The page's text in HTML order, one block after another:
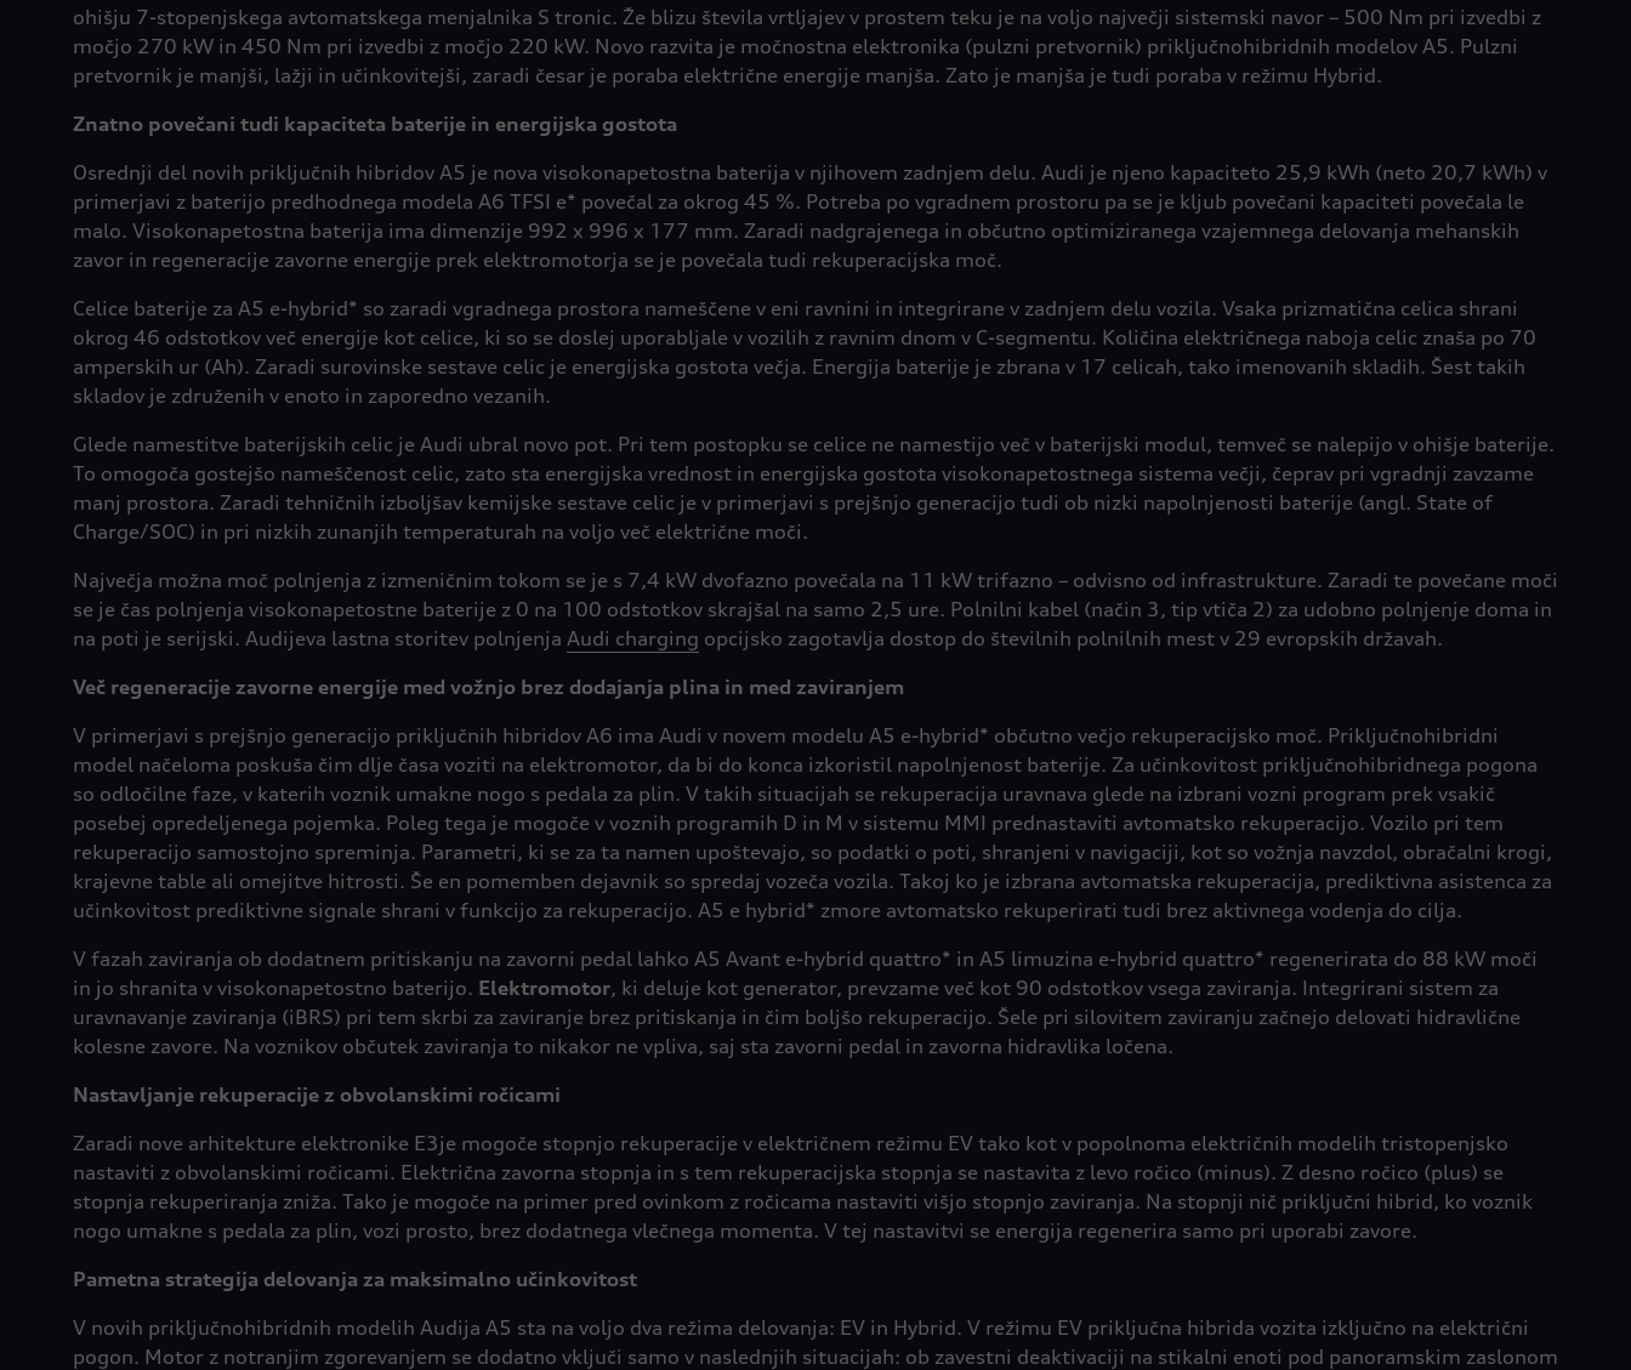
ohišju 7-stopenjskega avtomatskega menjalnika S tronic. Že blizu števila vrtljajev v prostem teku je na voljo največji sistemski navor – 500 Nm pri izvedbi z
močjo 270 kW in 450 Nm pri izvedbi z močjo 220 kW. Novo razvita je močnostna elektronika (pulzni pretvornik) priključnohibridnih modelov A5. Pulzni
pretvornik je manjši, lažji in učinkovitejši, zaradi česar je poraba električne energije manjša. Zato je manjša je tudi poraba v režimu Hybrid.
Znatno povečani tudi kapaciteta baterije in energijska gostota
Osrednji del novih priključnih hibridov A5 je nova visokonapetostna baterija v njihovem zadnjem delu. Audi je njeno kapaciteto 25,9 kWh (neto 20,7 kWh) v
primerjavi z baterijo predhodnega modela A6 TFSI e* povečal za okrog 45 %. Potreba po vgradnem prostoru pa se je kljub povečani kapaciteti povečala le
malo. Visokonapetostna baterija ima dimenzije 992 x 996 x 177 mm. Zaradi nadgrajenega in občutno optimiziranega vzajemnega delovanja mehanskih
zavor in regeneracije zavorne energije prek elektromotorja se je povečala tudi rekuperacijska moč.
Celice baterije za A5 e-hybrid* so zaradi vgradnega prostora nameščene v eni ravnini in integrirane v zadnjem delu vozila. Vsaka prizmatična celica shrani
okrog 46 odstotkov več energije kot celice, ki so se doslej uporabljale v vozilih z ravnim dnom v C-segmentu. Količina električnega naboja celic znaša po 70
amperskih ur (Ah). Zaradi surovinske sestave celic je energijska gostota večja. Energija baterije je zbrana v 17 celicah, tako imenovanih skladih. Šest takih
skladov je združenih v enoto in zaporedno vezanih.
Glede namestitve baterijskih celic je Audi ubral novo pot. Pri tem postopku se celice ne namestijo več v baterijski modul, temveč se nalepijo v ohišje baterije.
To omogoča gostejšo nameščenost celic, zato sta energijska vrednost in energijska gostota visokonapetostnega sistema večji, čeprav pri vgradnji zavzame
manj prostora. Zaradi tehničnih izboljšav kemijske sestave celic je v primerjavi s prejšnjo generacijo tudi ob nizki napolnjenosti baterije (angl. State of
Charge/SOC) in pri nizkih zunanjih temperaturah na voljo več električne moči.
Največja možna moč polnjenja z izmeničnim tokom se je s 7,4 kW dvofazno povečala na 11 kW trifazno – odvisno od infrastrukture. Zaradi te povečane moči
se je čas polnjenja visokonapetostne baterije z 0 na 100 odstotkov skrajšal na samo 2,5 ure. Polnilni kabel (način 3, tip vtiča 2) za udobno polnjenje doma in
na poti je serijski. Audijeva lastna storitev polnjenja Audi charging opcijsko zagotavlja dostop do številnih polnilnih mest v 29 evropskih državah.
Več regeneracije zavorne energije med vožnjo brez dodajanja plina in med zaviranjem
V primerjavi s prejšnjo generacijo priključnih hibridov A6 ima Audi v novem modelu A5 e-hybrid* občutno večjo rekuperacijsko moč. Priključnohibridni
model načeloma poskuša čim dlje časa voziti na elektromotor, da bi do konca izkoristil napolnjenost baterije. Za učinkovitost priključnohibridnega pogona
so odločilne faze, v katerih voznik umakne nogo s pedala za plin. V takih situacijah se rekuperacija uravnava glede na izbrani vozni program prek vsakič
posebej opredeljenega pojemka. Poleg tega je mogoče v voznih programih D in M v sistemu MMI prednastaviti avtomatsko rekuperacijo. Vozilo pri tem
rekuperacijo samostojno spreminja. Parametri, ki se za ta namen upoštevajo, so podatki o poti, shranjeni v navigaciji, kot so vožnja navzdol, obračalni krogi,
krajevne table ali omejitve hitrosti. Še en pomemben dejavnik so spredaj vozeča vozila. Takoj ko je izbrana avtomatska rekuperacija, prediktivna asistenca za
učinkovitost prediktivne signale shrani v funkcijo za rekuperacijo. A5 e hybrid* zmore avtomatsko rekuperirati tudi brez aktivnega vodenja do cilja.
V fazah zaviranja ob dodatnem pritiskanju na zavorni pedal lahko A5 Avant e-hybrid quattro* in A5 limuzina e-hybrid quattro* regenerirata do 88 kW moči
in jo shranita v visokonapetostno baterijo. Elektromotor, ki deluje kot generator, prevzame več kot 90 odstotkov vsega zaviranja. Integrirani sistem za
uravnavanje zaviranja (iBRS) pri tem skrbi za zaviranje brez pritiskanja in čim boljšo rekuperacijo. Šele pri silovitem zaviranju začnejo delovati hidravlične
kolesne zavore. Na voznikov občutek zaviranja to nikakor ne vpliva, saj sta zavorni pedal in zavorna hidravlika ločena.
Nastavljanje rekuperacije z obvolanskimi ročicami
Zaradi nove arhitekture elektronike E3je mogoče stopnjo rekuperacije v električnem režimu EV tako kot v popolnoma električnih modelih tristopenjsko
nastaviti z obvolanskimi ročicami. Električna zavorna stopnja in s tem rekuperacijska stopnja se nastavita z levo ročico (minus). Z desno ročico (plus) se
stopnja rekuperiranja zniža. Tako je mogoče na primer pred ovinkom z ročicama nastaviti višjo stopnjo zaviranja. Na stopnji nič priključni hibrid, ko voznik
nogo umakne s pedala za plin, vozi prosto, brez dodatnega vlečnega momenta. V tej nastavitvi se energija regenerira samo pri uporabi zavore.
Pametna strategija delovanja za maksimalno učinkovitost
V novih priključnohibridnih modelih Audija A5 sta na voljo dva režima delovanja: EV in Hybrid. V režimu EV priključna hibrida vozita izključno na električni
pogon. Motor z notranjim zgorevanjem se dodatno vključi samo v naslednjih situacijah: ob zavestni deaktivaciji na stikalni enoti pod panoramskim zaslonom